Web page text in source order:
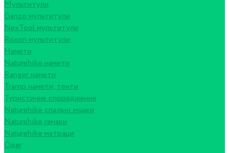
Мультитули
Ganzo мультитули
NexTool мультитули
Roxon мультитули
Намети
Naturehike намети
Ranger намети
Tramp намети, тенти
Туристичне спорядження
Naturehike спальні мішки
Naturehike гамаки
Naturehike матраци
Одяг